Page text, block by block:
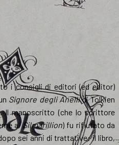
i consigli di editori (ed editor)
Signore degli Anellidi Tolkien
Il manoscritto (che lo scrittore
alSilmarillion) fu rifiutato da
sei anni di trattative: il libro,